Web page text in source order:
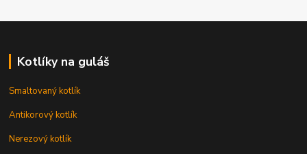
Kotlíky na guláš
Smaltovaný kotlík
Antikorový kotlík
Nerezový kotlík